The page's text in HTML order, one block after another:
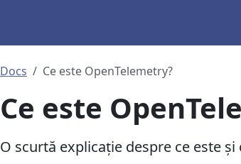
Docs Ce este OpenTelemetry?
Ce este
O scurtă explicație despre ce este